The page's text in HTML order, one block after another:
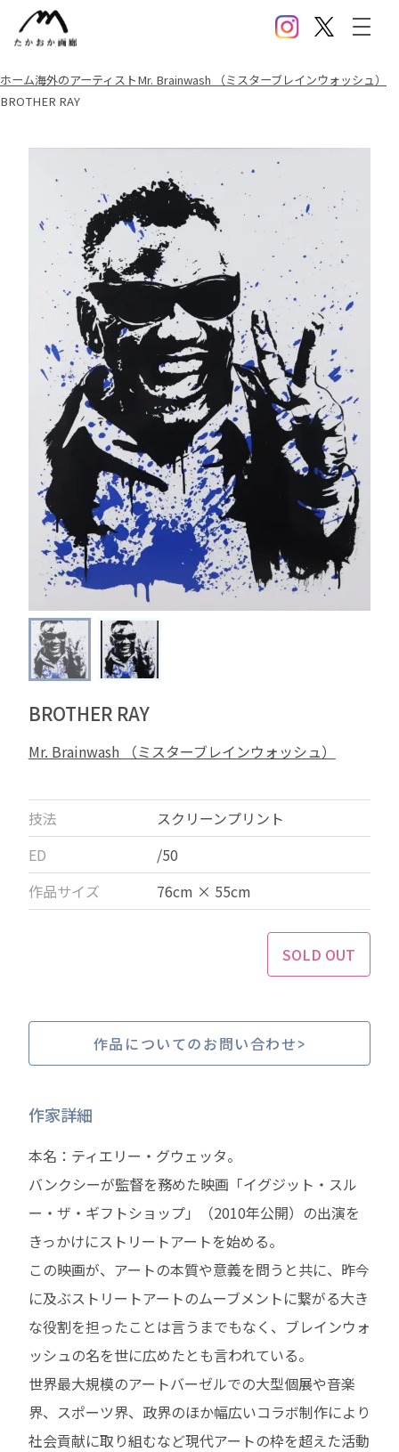
InstagramX(Twitter)
メニ
ホーム海外のアーティストMr. Brainwash （ミスターブレインウォッシュ）
BROTHER RAY
BROTHER RAY
Mr. Brainwash （ミスターブレインウォッシュ）
技法
スクリーンプリント
ED
/50
作品サイズ
76cm × 55cm
SOLD OUT
作品についてのお問い合わせ
作家詳細
本名：ティエリー・グウェッタ。
バンクシーが監督を務めた映画「イグジット・スル
ー・ザ・ギフトショップ」（2010年公開）の出演を
きっかけにストリートアートを始める。
この映画が、アートの本質や意義を問うと共に、昨今
に及ぶストリートアートのムーブメントに繋がる大き
な役割を担ったことは言うまでもなく、ブレインウォ
ッシュの名を世に広めたとも言われている。
世界最大規模のアートバーゼルでの大型個展や音楽
界、スポーツ界、政界のほか幅広いコラボ制作により
社会貢献に取り組むなど現代アートの枠を超えた活動